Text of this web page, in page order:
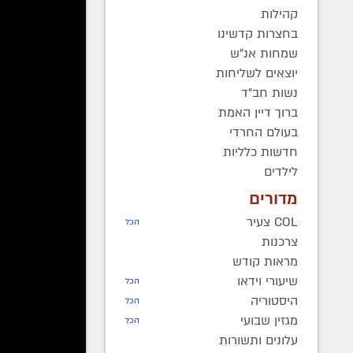
קהילות
בחצרות קדשינו
שמחות אנ"ש
יוצאים לשליחות
נשות חב"ד
ברוך דיין האמת
בעולם החרדי
חדשות כלליות
לילדים
מדורים
COL צעיר הכל
צרכנות
מראות קודש
שיעורי וידאו
הכל
היסטוריה הכל
מגזין שבועי הכל
עלונים ותשורות